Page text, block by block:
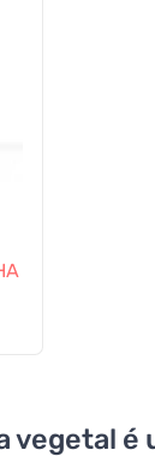
vegetal é